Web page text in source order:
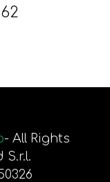
- All Rights
S.r.l.